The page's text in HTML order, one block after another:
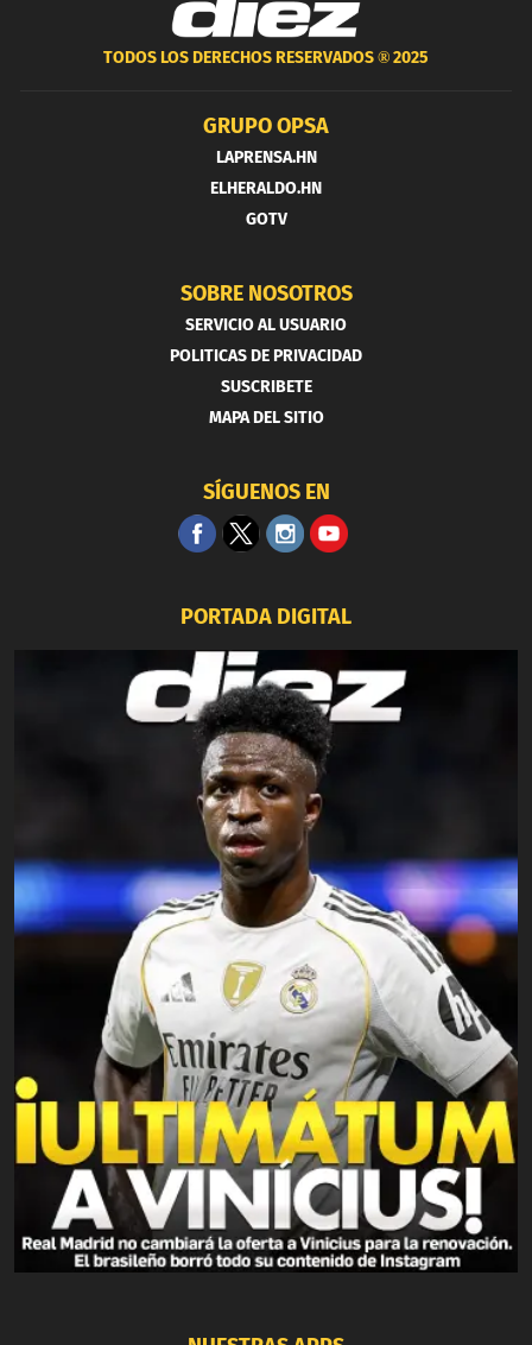
TODOS LOS DERECHOS RESERVADOS ®2025
GRUPO OPSA
LAPRENSA.HN
ELHERALDO.HN
GOTV
SOBRE NOSOTROS
SERVICIO AL USUARIO
POLITICAS DE PRIVACIDAD
SUSCRIBETE
MAPA DEL SITIO
SÍGUENOS EN
PORTADA DIGITAL